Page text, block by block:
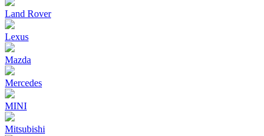
Land Rover
Lexus
Mazda
Mercedes
MINI
Mitsubishi